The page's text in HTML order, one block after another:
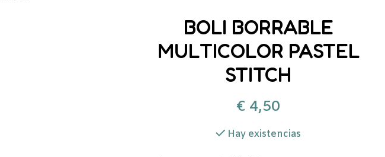
BOLI BORRABLE
MULTICOLOR PASTEL
STITCH
€ 4,50
Hay existencias